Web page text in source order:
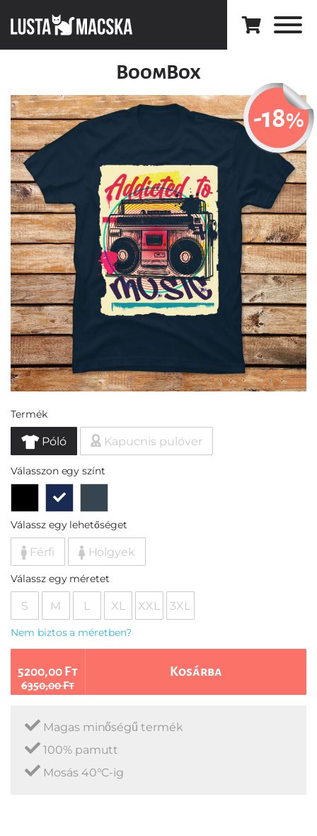
BoomBox
-18%
Termék
Póló Kapucnis pulóver
Válasszon egy színt
Válassz egy lehetőséget
Férfi Hölgyek
Válassz egy méretet
S M L XL XXL 3XL
Nem biztos a méretben?
5200,00 Ft
6350,00 Ft
Kosárba
Magas minőségű termék
100% pamutt
Mosás 40°C-ig